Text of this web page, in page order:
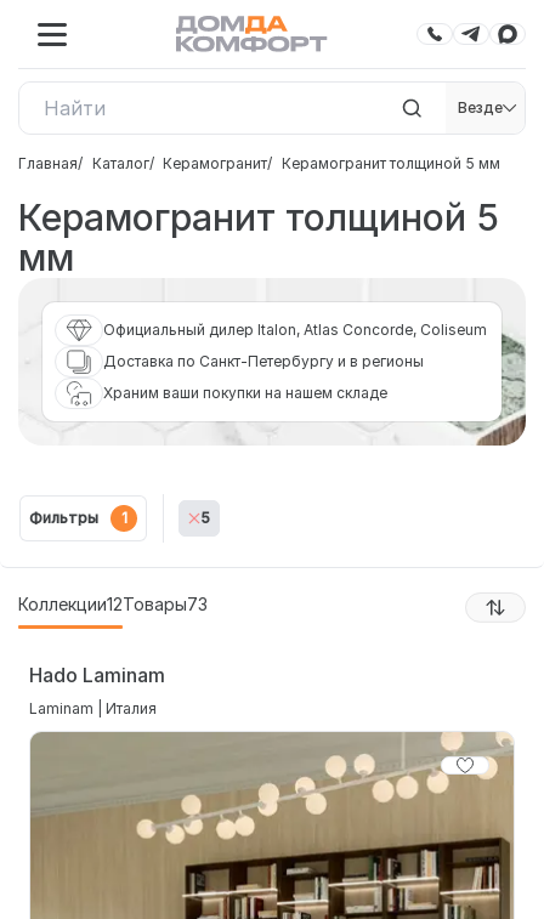
Везде
Главная Каталог Керамогранит Керамогранит толщиной 5 мм
Керамогранит толщиной 5
мм
Официальный дилер Italon, Atlas Concorde, Coliseum
Доставка по Санкт-Петербургу и в регионы
Храним ваши покупки на нашем складе
Фильтры 1 5
Коллекции12Товары73
Hado Laminam
Laminam | Италия